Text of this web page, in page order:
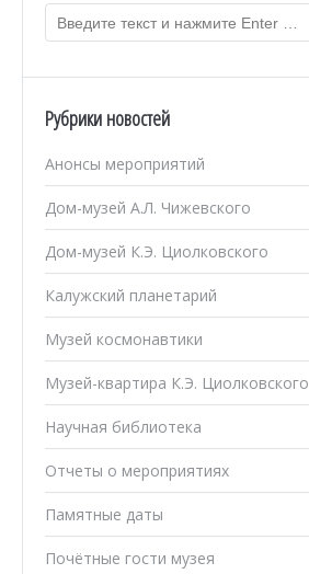
Рубрики новостей
Анонсы мероприятий
Дом-музей А.Л. Чижевского
Дом-музей К.Э. Циолковского
Калужский планетарий
Музей космонавтики
Музей-квартира К.Э. Циолковского
Научная библиотека
Отчеты о мероприятиях
Памятные даты
Почётные гости музея